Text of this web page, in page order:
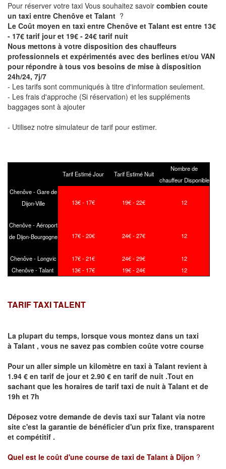
Pour réserver votre taxi Vous souhaitez savoir combien coute
un taxi entre Chenôve et Talant ?
Le Coût moyen en taxi entre Chenôve et Talant est entre 13€
- 17€ tarif jour et 19€ - 24€ tarif nuit
Nous mettons à votre disposition des chauffeurs
professionnels et expérimentés avec des berlines et/ou VAN
pour répondre à tous vos besoins de mise à disposition
24h/24, 7j/7
- Les tarifs sont communiqués à titre d'information seulement.
- Les frais d'approche (Si réservation) et les suppléments
baggages sont à ajouter
- Utilisez notre simulateur de tarif pour estimer.
Tarif Estimé Jour Tarif Estimé Nuit
Nombre de
chauffeur Disponible
Chenôve - Gare de
Dijon-Ville
13€ - 17€ 19€ - 22€ 12
Chenôve - Aéroport
de Dijon-Bourgogne
17€ - 20€ 24€ - 27€ 12
Chenôve - Longvic 17€ - 21€ 24€ - 29€
12
Chenôve - Talant
13€ - 17€ 19€ - 24€ 12
TARIF TAXI TALENT
La plupart du temps, lorsque vous montez dans un taxi
à Talant , vous ne savez pas combien coûte votre course
Pour un aller simple un kilomètre en taxi à Talant revient à
1.94 € en tarif de jour et 2.90 € en tarif de nuit .Tout en
sachant que les horaires de tarif taxi de nuit à Talant et de
19h et 7h
Déposez votre demande de devis taxi surTalant via notre
site c'est la garantie de bénéficier d'un prix fixe, transparent
et compétitif .
Quel est le coût d'une course de taxi de Talant à Dijon ?